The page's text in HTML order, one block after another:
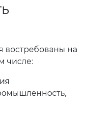
востребованы на
числе: